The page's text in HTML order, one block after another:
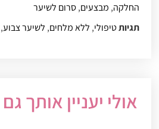
החלקה,מבצעים,סרום לשיער
תגיותטיפולי,ללא מלחים,לשיער צבוע,
אולי יעניין אותך גם